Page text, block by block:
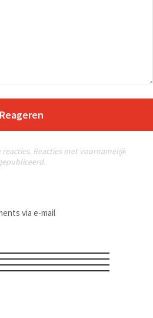
Reageren
Reacties met voornamelijk
via e-mail